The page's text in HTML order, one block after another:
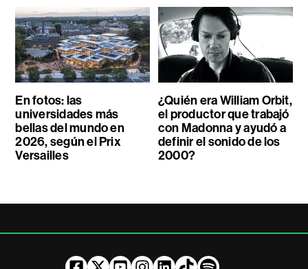
En fotos: las
universidades más
bellas del mundo en
2026, según el Prix
Versailles
¿Quién era William Orbit,
el productor que trabajó
con Madonna y ayudó a
definir el sonido de los
2000?